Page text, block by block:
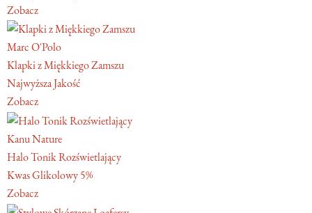
Zobacz
Marc O'Polo
Klapki z Miękkiego Zamszu
Najwyższa Jakość
Zobacz
Kanu Nature
Halo Tonik Rozświetlający
Kwas Glikolowy 5%
Zobacz